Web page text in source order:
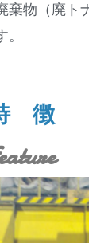
棄物（廃ト
徴